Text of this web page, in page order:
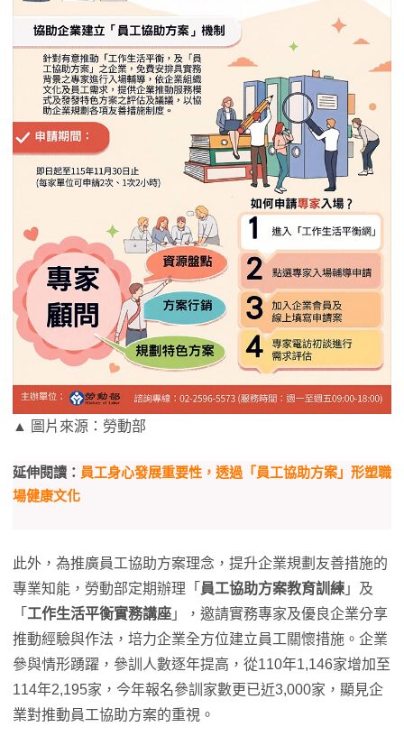
▲ 圖片來源：勞動部
延伸閱讀： 員工身心發展重要性，透過「員工協助方案」形塑職
場健康文化
此外，為推廣員工協助方案理念，提升企業規劃友善措施的
專業知能，勞動部定期辦理「 員工協助方案教育訓練 」及
「 工作生活平衡實務講座 」，邀請實務專家及優良企業分享
推動經驗與作法，培力企業全方位建立員工關懷措施。企業
參與情形踴躍，參訓人數逐年提高，從110年1,146家增加至
114年2,195家，今年報名參訓家數更已近3,000家，顯見企
業對推動員工協助方案的重視。